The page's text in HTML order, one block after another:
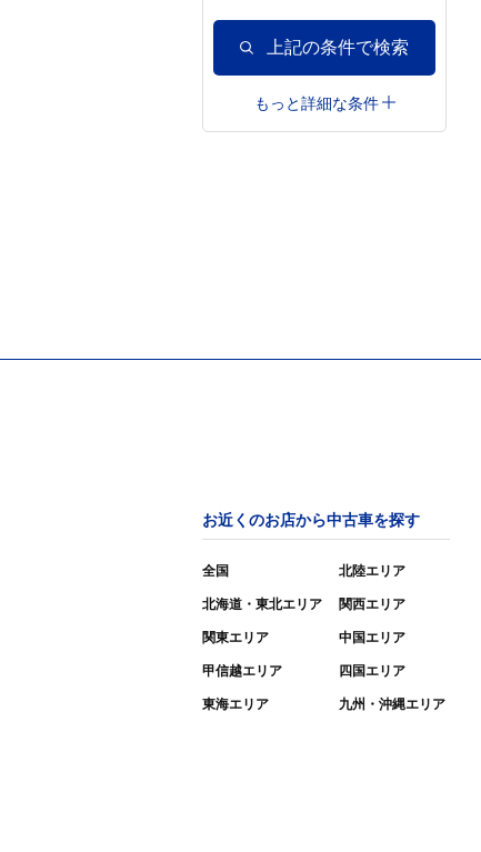
上記の条件で検索
もっと詳細な条件
お近くのお店から中古車を探す
全国
北海道・東北エリア
関東エリア
甲信越エリア
東海エリア
北陸エリア
関西エリア
中国エリア
四国エリア
九州・沖縄エリア